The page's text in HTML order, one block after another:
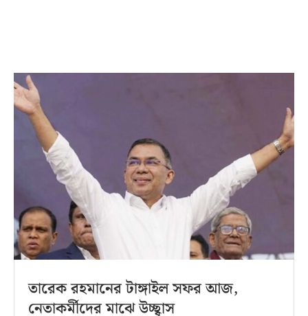
তারেক রহমানের টাঙ্গাইল সফর আজ,
নেতাকর্মীদের মাঝে উচ্ছ্বাস